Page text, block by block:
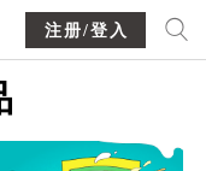
注册/登入